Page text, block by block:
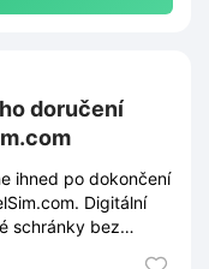
doručení
ihned po dokončení
Digitální
schránky bez